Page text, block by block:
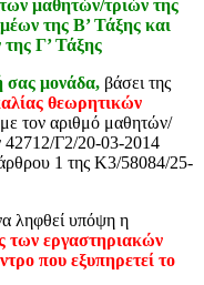
μαθητών/τριών της
της Β’ Τάξης και
Γ’ Τάξης
σας μονάδα, βάσει της
θεωρητικών
τον αριθμό μαθητών/
42712/Γ2/20-03-2014
1 της Κ3/58084/25-
ληφθεί υπόψη η
των εργαστηριακών
που εξυπηρετεί το